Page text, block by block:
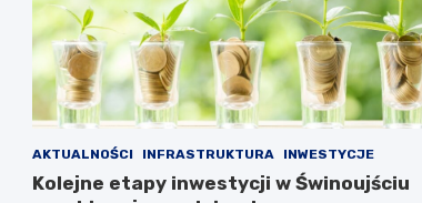
AKTUALNOŚCI INFRASTRUKTURA INWESTYCJE
Kolejne etapy inwestycji w Świnoujściu